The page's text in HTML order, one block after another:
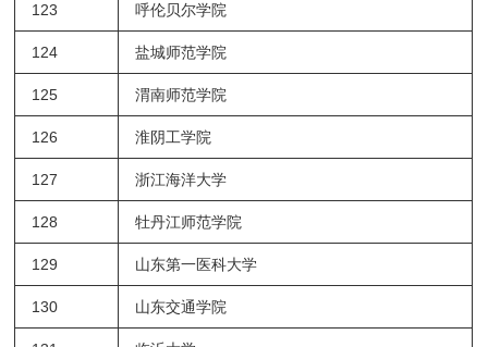
123 呼伦贝尔学院
124 盐城师范学院
125 渭南师范学院
126 淮阴工学院
127 浙江海洋大学
128 牡丹江师范学院
129 山东第一医科大学
130 山东交通学院